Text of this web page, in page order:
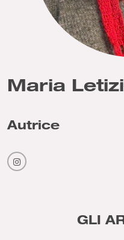
Maria
Autrice
GLI